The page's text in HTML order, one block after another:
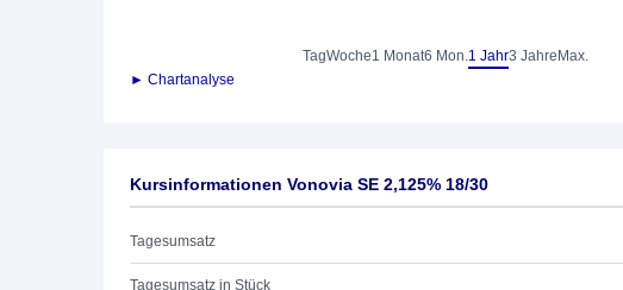
TagWoche1 Monat6 Mon.1 Jahr3 Jahre Max.
► Chartanalyse
Kursinformationen Vonovia SE 2,125% 18/30
Tagesumsatz
Tagesumsatz in Stück